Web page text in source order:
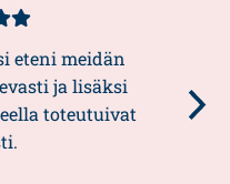
eteni meidän
ja lisäksi
toteutuivat